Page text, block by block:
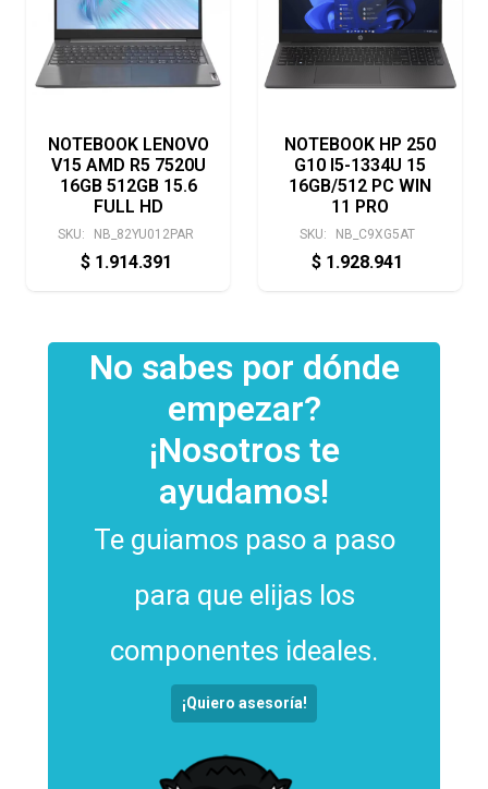
NOTEBOOK LENOVO
V15 AMD R5 7520U
16GB 512GB 15.6
FULL HD
SKU: NB_82YU012PAR
$ 1.914.391
NOTEBOOK HP 250
G10 I5-1334U 15
16GB/512 PC WIN
11 PRO
SKU: NB_C9XG5AT
$ 1.928.941
No sabes por dónde
empezar?
¡Nosotros te
ayudamos!
Te guiamos paso a paso
para que elijas los
componentes ideales.
¡Quiero asesoría!